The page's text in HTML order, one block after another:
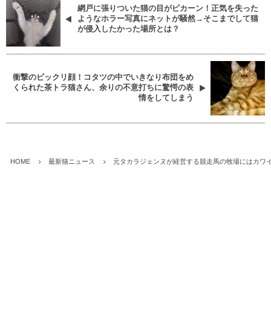
網戸に張りついた猫の目がピカーン！正気を失った
ようなホラー写真にネットが騒然→そこまでして猫
が侵入したかった場所とは？
衝撃のビックリ顔！コタツの中でいきなり布団をめ
くられた茶トラ猫さん、余りの不意打ちに驚愕の表
情をしてしまう
HOME 最新猫ニュース 元タカラジェンヌが経営する競走馬の牧場にはカワ